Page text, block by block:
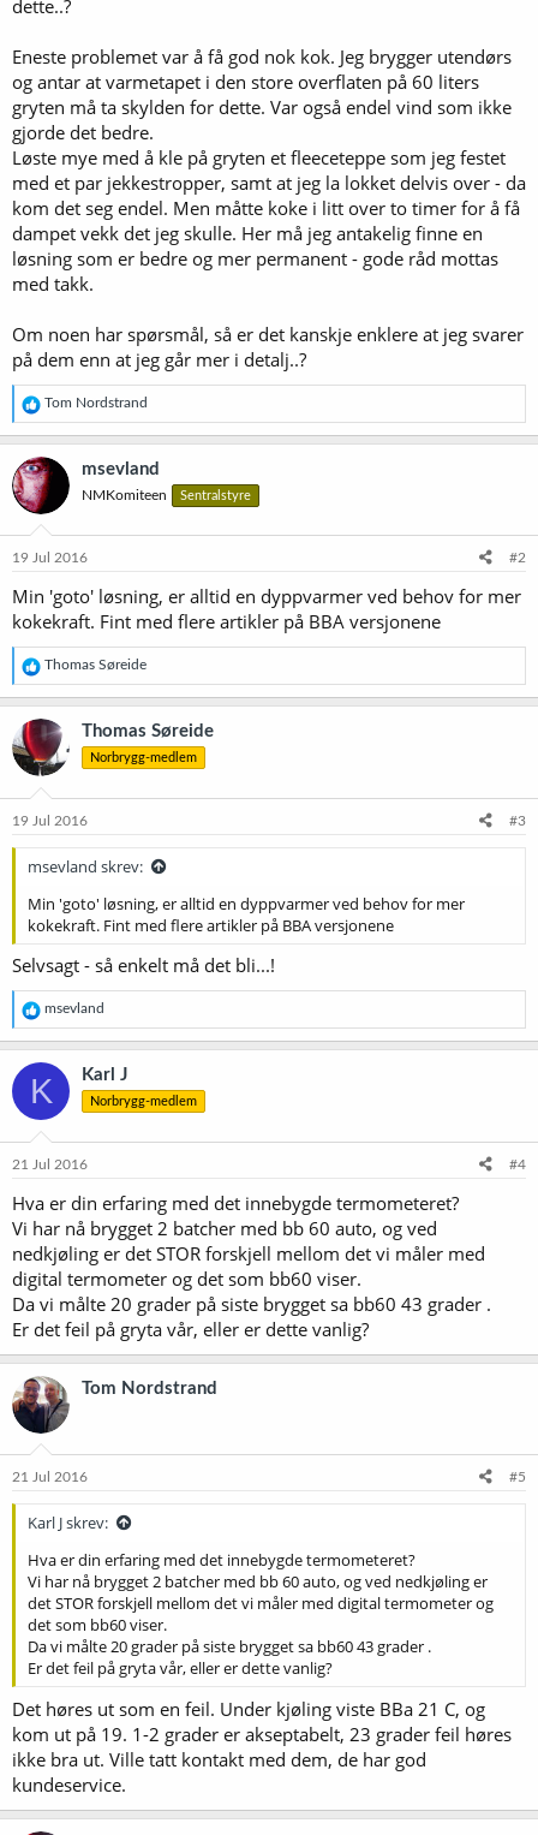
dette..?
Eneste problemet var å få god nok kok. Jeg brygger utendørs
og antar at varmetapet i den store overflaten på 60 liters
gryten må ta skylden for dette. Var også endel vind som ikke
gjorde det bedre.
Løste mye med å kle på gryten et fleeceteppe som jeg festet
med et par jekkestropper, samt at jeg la lokket delvis over - da
kom det seg endel. Men måtte koke i litt over to timer for å få
dampet vekk det jeg skulle. Her må jeg antakelig finne en
løsning som er bedre og mer permanent - gode råd mottas
med takk.
Om noen har spørsmål, så er det kanskje enklere at jeg svarer
på dem enn at jeg går mer i detalj..?
R
e
a
k
s
j
o
e
Tom Nordstrand
msevland
NMKomiteen Sentralstyre
19 Jul 2016 #2
Min 'goto' løsning, er alltid en dyppvarmer ved behov for mer
kokekraft. Fint med flere artikler på BBA versjonene
R
e
a
k
s
j
o
e
Thomas Søreide
Thomas Søreide
Norbrygg-medlem
19 Jul 2016 #3
msevland skrev:
Min 'goto' løsning, er alltid en dyppvarmer ved behov for mer
kokekraft. Fint med flere artikler på BBA versjonene
Selvsagt - så enkelt må det bli...!
R
e
a
k
s
j
o
e
msevland
K Karl J
Norbrygg-medlem
21 Jul 2016 #4
Hva er din erfaring med det innebygde termometeret?
Vi har nå brygget 2 batcher med bb 60 auto, og ved
nedkjøling er det STOR forskjell mellom det vi måler med
digital termometer og det som bb60 viser.
Da vi målte 20 grader på siste brygget sa bb60 43 grader .
Er det feil på gryta vår, eller er dette vanlig?
Tom Nordstrand
21 Jul 2016 #5
Karl J skrev:
Hva er din erfaring med det innebygde termometeret?
Vi har nå brygget 2 batcher med bb 60 auto, og ved nedkjøling er
det STOR forskjell mellom det vi måler med digital termometer og
det som bb60 viser.
Da vi målte 20 grader på siste brygget sa bb60 43 grader .
Er det feil på gryta vår, eller er dette vanlig?
Det høres ut som en feil. Under kjøling viste BBa 21 C, og
kom ut på 19. 1-2 grader er akseptabelt, 23 grader feil høres
ikke bra ut. Ville tatt kontakt med dem, de har god
kundeservice.